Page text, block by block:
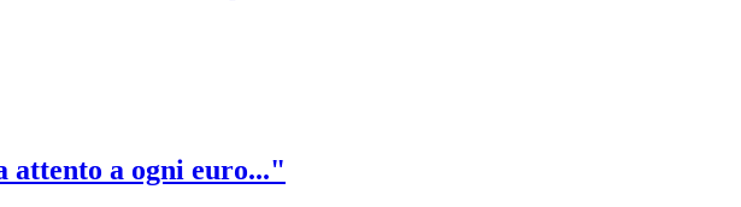
attento a ogni euro..."